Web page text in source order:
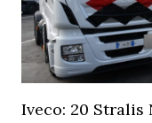
Iveco: 20 Stralis